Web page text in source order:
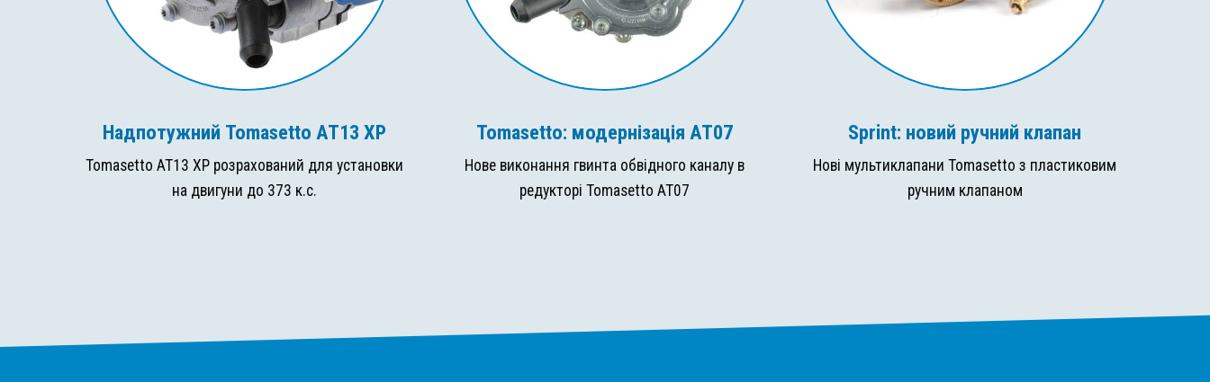
Надпотужний Tomasetto AT13 XP
Tomasetto AT13 XP розрахований для установки
на двигуни до 373 к.с.
Tomasetto: модернізація AT07
Нове виконання гвинта обвідного каналу в
редукторі Tomasetto AT07
Sprint: новий ручний клапан
Нові мультиклапани Tomasetto з пластиковим
ручним клапаном